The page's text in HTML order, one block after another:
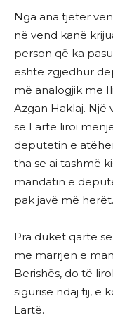
Nga ana tjetër
në vend kanë
person që ka
është zgjedhur
më analogjik me
Azgan Haklaj. Një
së Lartë liroi
deputetin e
tha se ai tashmë
mandatin e
pak javë më herët.
Pra duket qartë
me marrjen e
Berishës, do të
sigurisë ndaj tij, e
Lartë.